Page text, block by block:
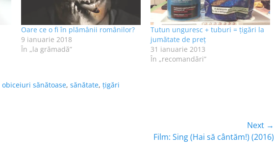
Oare ce o fi în plămânii românilor?
9 ianuarie 2018
În „la grămadă”
Tutun unguresc + tuburi = ţigări la
jumătate de preţ
31 ianuarie 2013
În „recomandări”
obiceiuri sănătoase, sănătate, ţigări
Next →
Film: Sing (Hai să cântăm!) (2016)